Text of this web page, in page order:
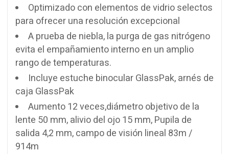
Optimizado con elementos de vidrio selectos
para ofrecer una resolución excepcional
A prueba de niebla, la purga de gas nitrógeno
evita el empañamiento interno en un amplio
rango de temperaturas.
Incluye estuche binocular GlassPak, arnés de
caja GlassPak
Aumento 12 veces,diámetro objetivo de la
lente 50 mm, alivio del ojo 15 mm, Pupila de
salida 4,2 mm, campo de visión lineal 83m /
914m